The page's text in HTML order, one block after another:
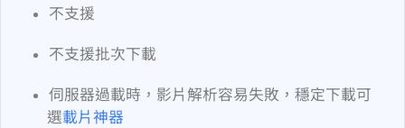
不支援 YouTube
不支援批次下載
伺服器過載時，影片解析容易失敗，穩定下載可
選載片神器